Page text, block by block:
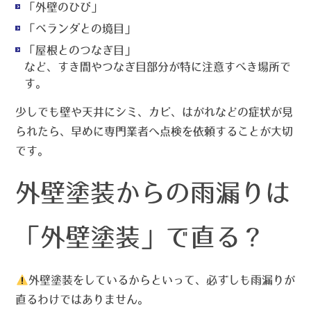
「外壁のひび」
「ベランダとの境目」
「屋根とのつなぎ目」
など、 すき間やつなぎ目部分が特に注意すべき場所で
す。
少しでも壁や天井にシミ、カビ、はがれなどの症状が見
られたら、早めに専門業者へ点検を依頼することが大切
です。
外壁塗装からの雨漏りは
「外壁塗装」で直る？
外壁塗装をしているからといって、 必ずしも雨漏りが
直るわけではありません。